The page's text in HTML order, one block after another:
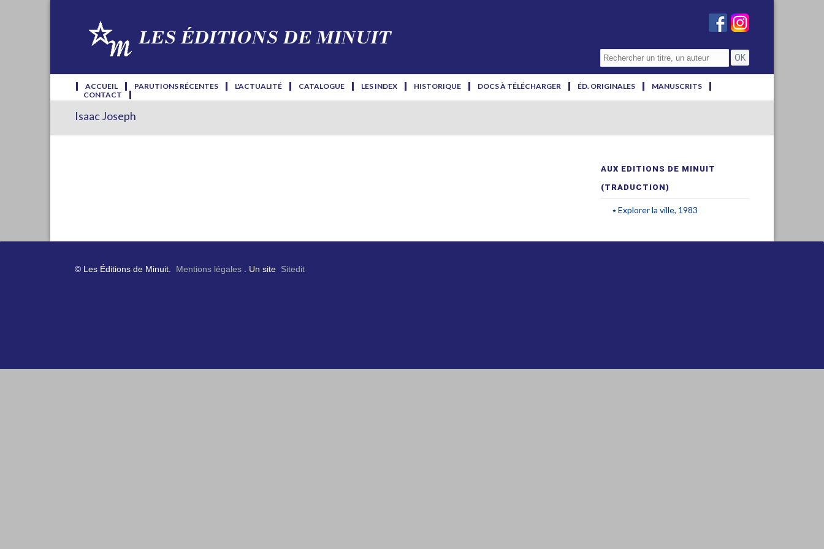
ACCUEIL PARUTIONS RÉCENTES L'ACTUALITÉ CATALOGUE LES INDEX HISTORIQUE DOCS À TÉLÉCHARGER ÉD. ORIGINALES
MANUSCRITS
CONTACT
Isaac Joseph
AUX EDITIONS DE MINUIT
(TRADUCTION)
Explorer la ville, 1983
© Les Éditions de Minuit. Mentions légales . Un site Sitedit